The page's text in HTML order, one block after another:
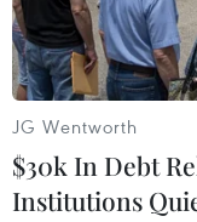
JG Wentworth
$30k In Debt
Institutions